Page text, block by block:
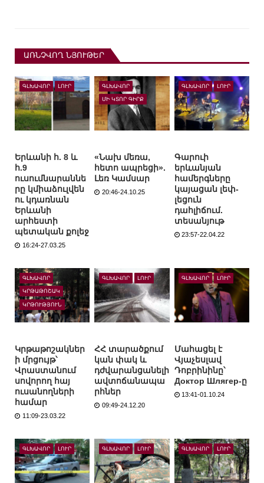
ԱՌՆՉՎՈՂ ՆՅՈՒԹԵՐ
ԳԼԽԱՎՈՐ ԼՈՒՐ
Երևանի հ. 8 և
հ.9
ուսումնարաննե
րը կմիաձուլվեն
ու կդառնան
Երևանի
արհեստի
պետական քոլեջ
16:24-27.03.25
ԳԼԽԱՎՈՐ
ՄԻ ԿՏՈՐ ԳԻՐՔ
«Նախ մեռա,
հետո ապրեցի».
Լեռ Կամսար
20:46-24.10.25
ԳԼԽԱՎՈՐ ԼՈՒՐ
Գարուի
երևանյան
համերգները
կայացան լեփ-
լեցուն
դահլիճում.
տեսանյութ
23:57-22.04.22
ԳԼԽԱՎՈՐ
ԿՐԹԱԹՈՇԱԿ
ԿՐԹՈՒԹՅՈՒՆ
Կրթաթոշակներ
ի մրցույթ՝
Վրաստանում
սովորող հայ
ուսանողների
համար
11:09-23.03.22
ԳԼԽԱՎՈՐ ԼՈՒՐ
ՀՀ տարածքում
կան փակ և
դժվարանցանելի
ավտոճանապա
րհներ
09:49-24.12.20
ԳԼԽԱՎՈՐ ԼՈՒՐ
Մահացել է
Վյաչեսլավ
Դոբրինինը՝
Доктор Шлягер-ը
13:41-01.10.24
ԳԼԽԱՎՈՐ ԼՈՒՐ ԳԼԽԱՎՈՐ ԼՈՒՐ ԳԼԽԱՎՈՐ ԼՈՒՐ